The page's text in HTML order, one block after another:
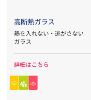
高断熱ガラス
熱を入れない・逃がさない
ガラス
詳細はこちら